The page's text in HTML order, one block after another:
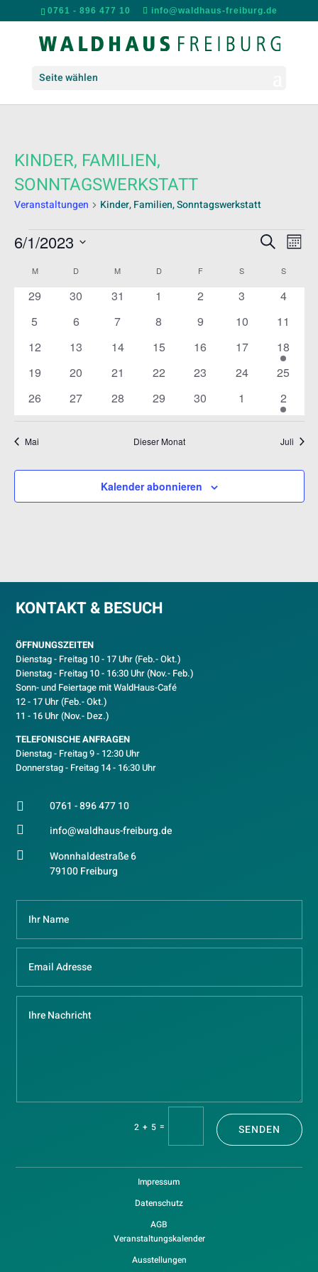
0761 - 896 477 10 info@waldhaus-freiburg.de
Seite wählen
KINDER, FAMILIEN,
SONNTAGSWERKSTATT
Veranstaltungen Kinder, Familien, Sonntagswerkstatt
VERANSTALTUNGEN
SUCHE
UND
SucheMonat
6/1/2023
wählen.
KALENDER
VON
VERANSTALTUNGEN
MMONTAG D DIENSTAGM MITTWOCH
DDONNERSTAG
FFREITAG S SAMSTAGS
0
29
0
30
0
31
0
1
0
2
0
3
0
4
0
5
0
6
0
7
0
8
0
9
0
10
0
11
0
12
0
13
0
14
0
15
0
16
0
Veranstaltungen
17
1
18
0
19
0
20
0
21
0
22
0
23
0
24
0
25
0
26
0
27
0
28
0
29
0
30
0
1
1
2
Mai Dieser Monat Juli
Kalender abonnieren
KONTAKT & BESUCH
ÖFFNUNGSZEITEN
Dienstag - Freitag 10 - 17 Uhr (Feb.- Okt.)
Dienstag - Freitag 10 - 16:30 Uhr (Nov.- Feb.)
Sonn- und Feiertage mit WaldHaus-Café
12 - 17 Uhr (Feb.- Okt.)
11 - 16 Uhr (Nov.- Dez.)
TELEFONISCHE ANFRAGEN
Dienstag - Freitag 9 - 12:30 Uhr
Donnerstag - Freitag 14 - 16:30 Uhr
 0761 - 896 477 10
 info@waldhaus-freiburg.de

Wonnhaldestraße 6
79100 Freiburg
2 + 5 = SENDEN
Impressum
Datenschutz
AGB
Veranstaltungskalender
Ausstellungen